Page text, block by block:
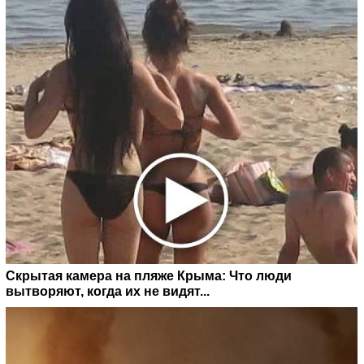
Скрытая камера на пляже Крыма: Что люди
вытворяют, когда их не видят...